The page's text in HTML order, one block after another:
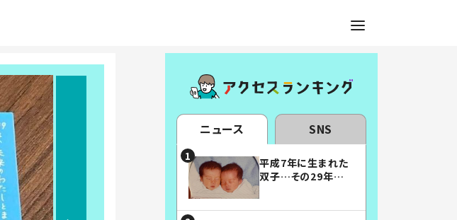
ニュース SNS
平成7年に生まれた
双子…その29年後